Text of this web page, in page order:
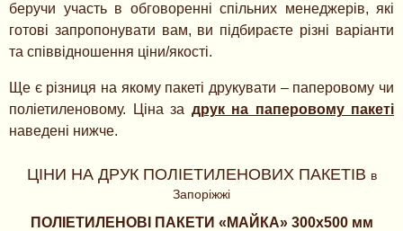
беручи участь в обговоренні спільних менеджерів, які
готові запропонувати вам, ви підбираєте різні варіанти
та співвідношення ціни/якості.
Ще є різниця на якому пакеті друкувати – паперовому чи
поліетиленовому. Ціна за друк на паперовому пакеті
наведені нижче.
ЦІНИ НА ДРУК ПОЛІЕТИЛЕНОВИХ ПАКЕТІВ в
Запоріжжі
ПОЛІЕТИЛЕНОВІ ПАКЕТИ «МАЙКА» 300х500 мм